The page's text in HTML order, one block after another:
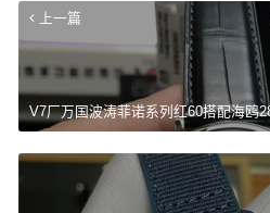
上一篇
V7厂万国波涛菲诺系列红60搭配海鸥